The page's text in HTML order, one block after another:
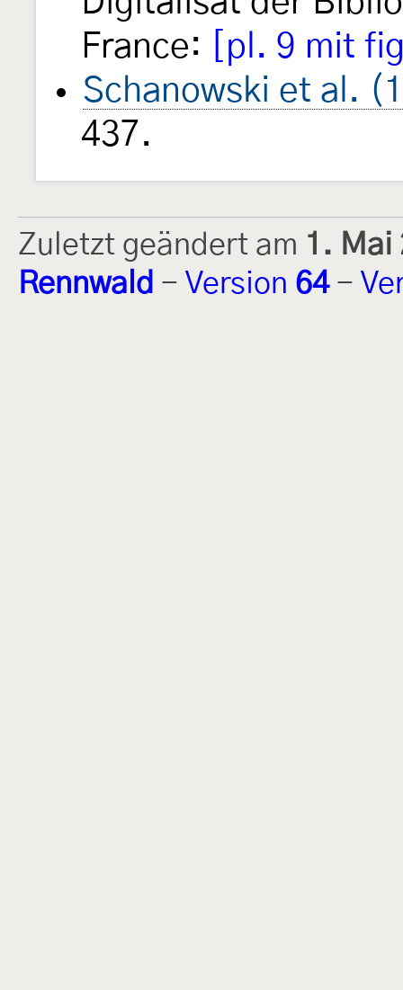
France:
[pl. 9 mit
Schanowski et al.
437.
Zuletzt geändert am 1. Mai
Rennwald - Version 64-